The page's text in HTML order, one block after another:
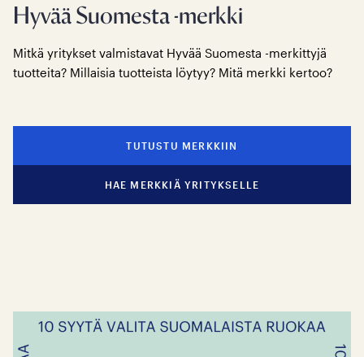
Hyvää Suomesta -merkki
Mitkä yritykset valmistavat Hyvää Suomesta -merkittyjä
tuotteita? Millaisia tuotteista löytyy? Mitä merkki kertoo?
TUTUSTU MERKKIIN
HAE MERKKIÄ YRITYKSELLE